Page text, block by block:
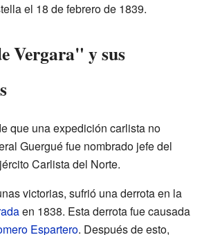
el 18 de febrero de 1839.
Vergara" y sus
que una expedición carlista no
Guergué fue nombrado jefe del
Carlista del Norte.
victorias, sufrió una derrota en la
en 1838. Esta derrota fue causada
Espartero. Después de esto,